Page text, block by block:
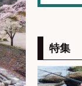
カーの
ト/残
あり/
特集